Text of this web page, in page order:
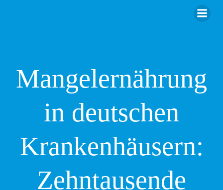
Mangelernährung
in deutschen
Krankenhäusern:
Zehntausende